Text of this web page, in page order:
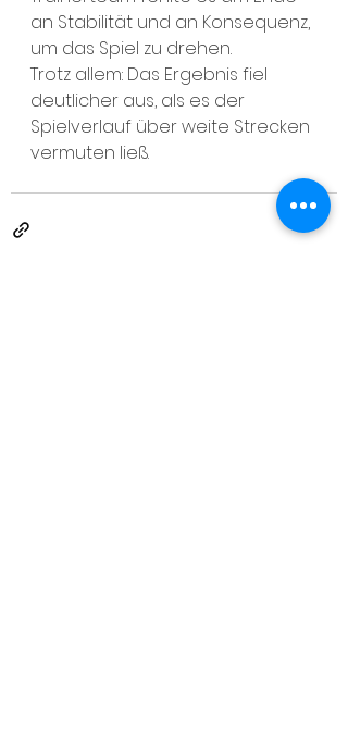
an Stabilität und an Konsequenz,
um das Spiel zu drehen.
Trotz allem: Das Ergebnis fiel
deutlicher aus, als es der
Spielverlauf über weite Strecken
vermuten ließ.